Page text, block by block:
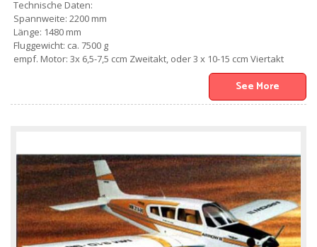
Technische Daten:
Spannweite: 2200 mm
Länge: 1480 mm
Fluggewicht: ca. 7500 g
empf. Motor: 3x 6,5-7,5 ccm Zweitakt, oder 3 x 10-15 ccm Viertakt
See More